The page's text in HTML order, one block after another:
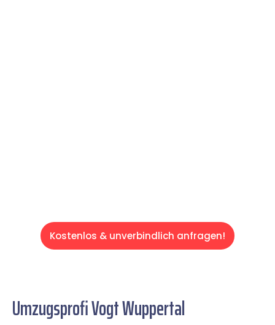
Kostenlos & unverbindlich anfragen!
Umzugsprofi Vogt Wuppertal